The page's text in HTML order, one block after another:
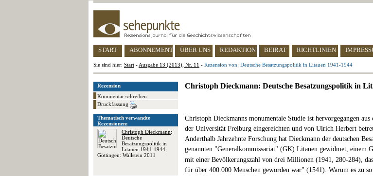
START ABONNEMENT ÜBER UNS REDAKTION BEIRAT RICHTLINIEN
Sie sind hier: Start - Ausgabe 13 (2013), Nr. 11 - Rezension von: Deutsche Besatzungspolitik in Litauen 1941-1944
Rezension
Kommentar schreiben
Druckfassung
Thematisch verwandte
Rezensionen:
Christoph Dieckmann:
Deutsche
Besatzungspolitik in
Litauen 1941-1944,
Göttingen: Wallstein 2011
Christoph Dieckmann: Deutsche Besatzungspolitik in
Christoph Dieckmanns monumentale Studie ist hervorgegangen aus
der Universität Freiburg eingereichten und von Ulrich Herbert
Anderthalb Jahrzehnte Forschung hat Dieckmann der deutschen
genannten "Generalkommissariat" (GK) Litauen gewidmet, einem
mit einer Bevölkerungszahl von drei Millionen (1941, 280-284),
für über 400.000 Menschen geworden war" (1541). Warum es zu